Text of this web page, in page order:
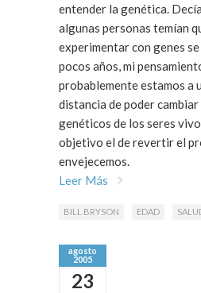
entender la genética.
algunas personas temían
experimentar con genes
pocos años, mi
probablemente estamos a
distancia de poder
genéticos de los seres
objetivo el de revertir el
envejecemos.
Leer Más
BILL BRYSON EDAD
agosto
2005
23